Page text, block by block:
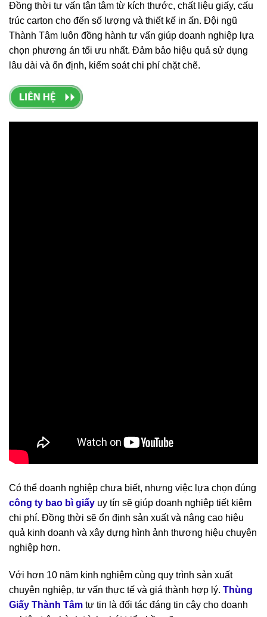
Đồng thời tư vấn tận tâm từ kích thước, chất liệu giấy, cấu
trúc carton cho đến số lượng và thiết kế in ấn. Đội ngũ
Thành Tâm luôn đồng hành tư vấn giúp doanh nghiệp lựa
chọn phương án tối ưu nhất. Đảm bảo hiệu quả sử dụng
lâu dài và ổn định, kiểm soát chi phí chặt chẽ.
Có thể doanh nghiệp chưa biết, nhưng việc lựa chọn đúng
công ty bao bì giấy uy tín sẽ giúp doanh nghiệp tiết kiệm
chi phí. Đồng thời sẽ ổn định sản xuất và nâng cao hiệu
quả kinh doanh và xây dựng hình ảnh thương hiệu chuyên
nghiệp hơn.
Với hơn 10 năm kinh nghiệm cùng quy trình sản xuất
chuyên nghiệp, tư vấn thực tế và giá thành hợp lý. Thùng
Giấy Thành Tâm tự tin là đối tác đáng tin cậy cho doanh